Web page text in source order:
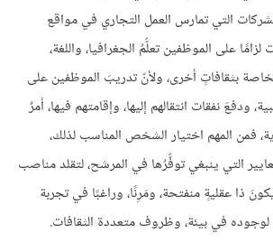
التي تمارس العمل التجاري في مواقع
على الموظفين تعلُّمُ الجغرافيا، واللغة،
بثقافاتٍ أخرى، ولأنّ تدريبَ الموظفين على
ودفعَ نفقات انتقالهم إليها، وإقامتهم فيها، أمرٌ
فمن المهم اختيار الشخص المناسب لذلك،
التي ينبغي توفُّرُها في المرشح، لتقلد مناصب
ذا عقليةٍ منفتحة، ومَرِنًا، وراغبًا في تجربة
لوجوده في بيئة، وظروف متعددة الثقافات.